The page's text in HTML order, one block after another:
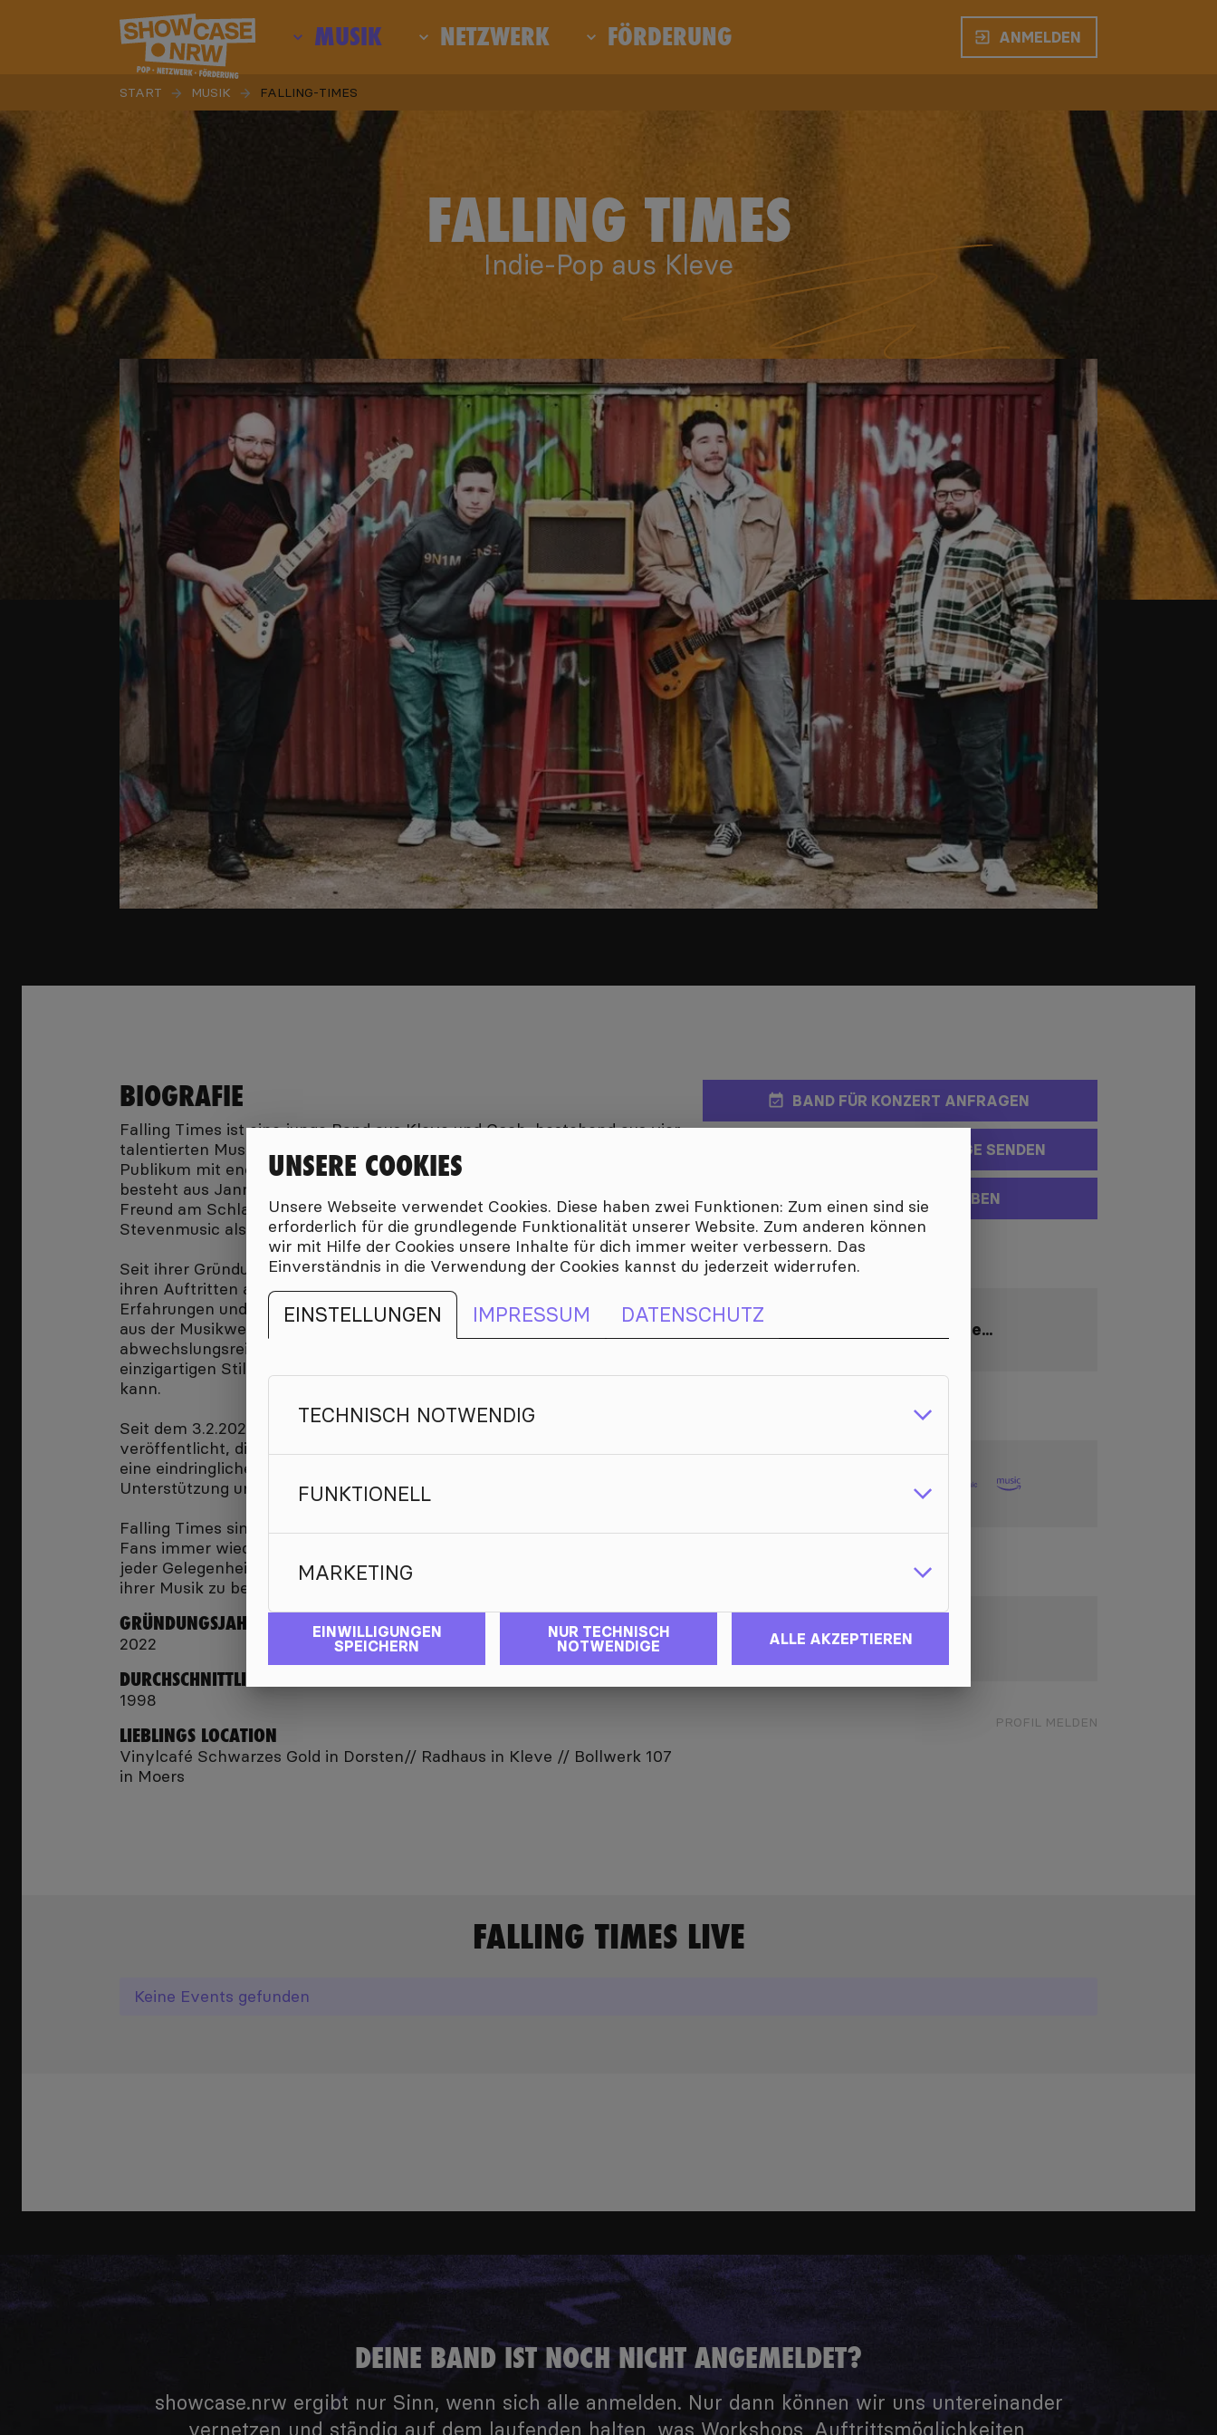
MUSIK NETZWERK FÖRDERUNG ANMELDEN
START MUSIK FALLING-TIMES
FALLING TIMES
Indie-Pop aus Kleve
BIOGRAFIE
Falling Times ist eine junge Band aus Kleve und Goch, bestehend aus vier
talentierten Musikern, die sich zusammengefunden haben, um ihr
Publikum mit energiegeladenen Auftritten zu begeistern. Die Band
besteht aus Jannik Roeloffs am Bass, Felix Roeloffs an der Gitarre, Luca
Freund am Schlagzeug und Tim Gertzen, der unter dem Künstlernamen
Stevenmusic als Frontmann und Sänger agiert.
Seit ihrer Gründung im Jahr 2022 konzentrieren sich Falling Times bei
ihren Auftritten auf eigene Songs, die von ihren tiefgreifenden
Erfahrungen und Emotionen inspiriert sind. Doch auch All-Time-Klassiker
aus der Musikwelt von Alt bis Neu finden sich in ihrem
abwechslungsreichen Repertoire wieder. Die Bandmitglieder haben einen
einzigartigen Stil entwickelt, der ihre Zuhörer mitreißen und begeistern
kann.
Seit dem 3.2.2023 hat die Band ihr Debut Single "I'll be there"
veröffentlicht, die bereits viel Aufmerksamkeit erregt hat. Der Song ist
eine eindringliche Hymne über die Bedeutung von Freundschaft und
Unterstützung und zeigt das Talent und die Kreativität der Band.
Falling Times sind hochmotivierte Musiker, die hart arbeiten und ihre
Fans immer wieder aufs Neue begeistern möchten. Sie sind bereit, bei
jeder Gelegenheit aufzutreten und freuen sich darauf, die Zuschauer mit
ihrer Musik zu berühren.
GRÜNDUNGSJAHR
2022
DURCHSCHNITTLICHER JAHRGANG
1998
LIEBLINGS LOCATION
Vinylcafé Schwarzes Gold in Dorsten// Radhaus in Kleve // Bollwerk 107
in Moers
BAND FÜR KONZERT ANFRAGEN
FREUNDSCHAFTSANFRAGE SENDEN
NACHRICHT SCHREIBEN
BESETZUNG
falling.times1998@google...
PRESSEKIT
PROFIL MELDEN
FALLING TIMESLIVE
Keine Events gefunden
DEINE BAND IST NOCH NICHT ANGEMELDET?
showcase.nrw ergibt nur Sinn, wenn sich alle anmelden. Nur dann können wir uns untereinander
UNSERE COOKIES
Unsere Webseite verwendet Cookies. Diese haben zwei Funktionen: Zum einen sind sie
erforderlich für die grundlegende Funktionalität unserer Website. Zum anderen können
wir mit Hilfe der Cookies unsere Inhalte für dich immer weiter verbessern. Das
Einverständnis in die Verwendung der Cookies kannst du jederzeit widerrufen.
EINSTELLUNGEN IMPRESSUM DATENSCHUTZ
TECHNISCH NOTWENDIG
FUNKTIONELL
MARKETING
EINWILLIGUNGEN
SPEICHERN
NUR TECHNISCH
NOTWENDIGE
ALLE AKZEPTIEREN